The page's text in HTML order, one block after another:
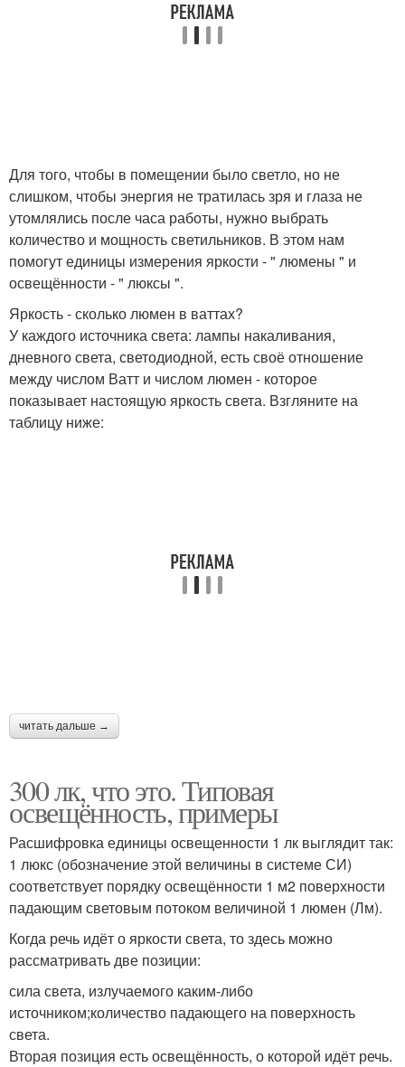
Для того, чтобы в помещении было светло, но не
слишком, чтобы энергия не тратилась зря и глаза не
утомлялись после часа работы, нужно выбрать
количество и мощность светильников. В этом нам
помогут единицы измерения яркости - " люмены " и
освещённости - " люксы ".
Яркость - сколько люмен в ваттах?
У каждого источника света: лампы накаливания,
дневного света, светодиодной, есть своё отношение
между числом Ватт и числом люмен - которое
показывает настоящую яркость света. Взгляните на
таблицу ниже:
читать дальше →
300 лк, что это. Типовая
освещённость, примеры
Расшифровка единицы освещенности 1 лк выглядит так:
1 люкс (обозначение этой величины в системе СИ)
соответствует порядку освещённости 1 м2 поверхности
падающим световым потоком величиной 1 люмен (Лм).
Когда речь идёт о яркости света, то здесь можно
рассматривать две позиции:
сила света, излучаемого каким-либо
источником;количество падающего на поверхность
света.
Вторая позиция есть освещённость, о которой идёт речь.